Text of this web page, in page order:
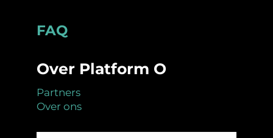
Footer
FAQ
Over Platform O
Partners
Over ons